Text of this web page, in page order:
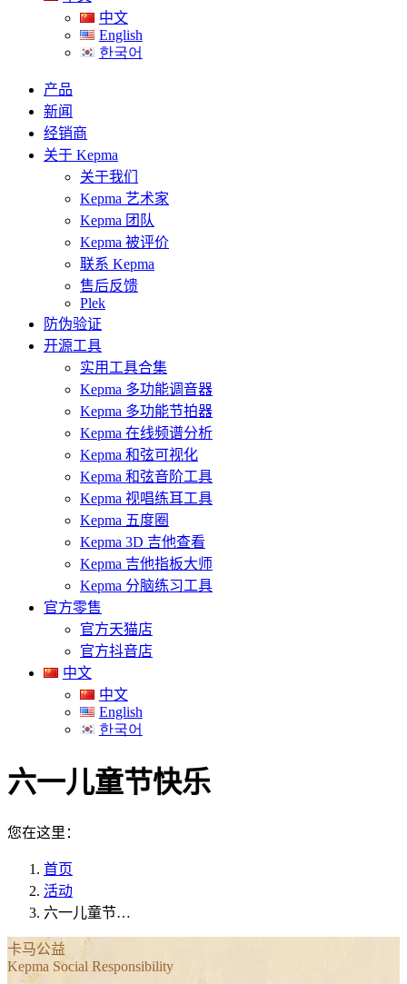
中文
English
한국어
产品
新闻
经销商
关于 Kepma
关于我们
Kepma 艺术家
Kepma 团队
Kepma 被评价
联系 Kepma
售后反馈
Plek
防伪验证
开源工具
实用工具合集
Kepma 多功能调音器
Kepma 多功能节拍器
Kepma 在线频谱分析
Kepma 和弦可视化
Kepma 和弦音阶工具
Kepma 视唱练耳工具
Kepma 五度圈
Kepma 3D 吉他查看
Kepma 吉他指板大师
Kepma 分脑练习工具
官方零售
官方天猫店
官方抖音店
中文
中文
English
한국어
六一儿童节快乐
您在这里：
首页
活动
六一儿童节…
卡马公益
Kepma Social Responsibility